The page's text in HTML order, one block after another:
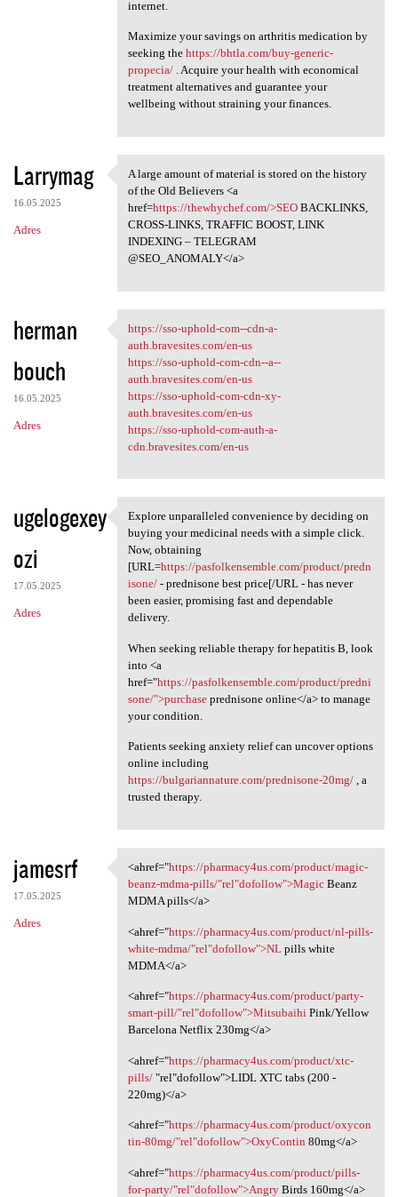
internet.
Maximize your savings on arthritis medication by
seeking the https://bhtla.com/buy-generic-
propecia/. Acquire your health with economical
treatment alternatives and guarantee your
wellbeing without straining your finances.
Larrymag
16.05.2025
Adres
A large amount of material is
A large amount of material is stored on the history
of the Old Believers <a
href=https://thewhychef.com/>SEOBACKLINKS,
CROSS-LINKS, TRAFFIC BOOST, LINK
INDEXING – TELEGRAM
@SEO_ANOMALY</a>
herman
bouch
16.05.2025
Adres
https://sso-uphold-com--cdn-a
https://sso-uphold-com--cdn-a-
auth.bravesites.com/en-us
https://sso-uphold-com-cdn--a--
auth.bravesites.com/en-us
https://sso-uphold-com-cdn-xy-
auth.bravesites.com/en-us
https://sso-uphold-com-auth-a-
cdn.bravesites.com/en-us
ugelogexey
ozi
17.05.2025
Adres
Explore unparalleled
Explore unparalleled convenience by deciding on
buying your medicinal needs with a simple click.
Now, obtaining
[URL=https://pasfolkensemble.com/product/predn
isone/- prednisone best price[/URL - has never
been easier, promising fast and dependable
delivery.
When seeking reliable therapy for hepatitis B, look
into <a
href="https://pasfolkensemble.com/product/predni
sone/">purchaseprednisone online</a> to manage
your condition.
Patients seeking anxiety relief can uncover options
online including
https://bulgariannature.com/prednisone-20mg/, a
trusted therapy.
jamesrf
17.05.2025
Adres
<ahref="https://pharmacy4us
<ahref="https://pharmacy4us.com/product/magic-
beanz-mdma-pills/"rel"dofollow">MagicBeanz
MDMA pills</a>
<ahref="https://pharmacy4us.com/product/nl-pills-
white-mdma/"rel"dofollow">NLpills white
MDMA</a>
<ahref="https://pharmacy4us.com/product/party-
smart-pill/"rel"dofollow">MitsubaihiPink/Yellow
Barcelona Netflix 230mg</a>
<ahref="https://pharmacy4us.com/product/xtc-
pills/‎"rel"dofollow">LIDL XTC tabs (200 -
220mg)</a>
<ahref="https://pharmacy4us.com/product/oxycon
tin-80mg/"rel"dofollow">OxyContin 80mg</a>
<ahref="https://pharmacy4us.com/product/pills-
for-party/"rel"dofollow">AngryBirds 160mg</a>